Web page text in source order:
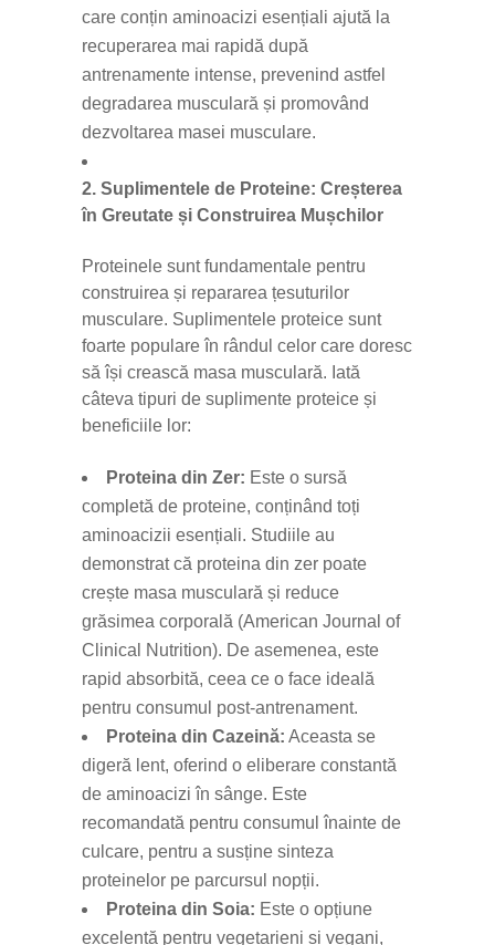
care conțin aminoacizi esențiali ajută la
recuperarea mai rapidă după
antrenamente intense, prevenind astfel
degradarea musculară și promovând
dezvoltarea masei musculare.
2. Suplimentele de Proteine: Creșterea
în Greutate și Construirea Mușchilor
Proteinele sunt fundamentale pentru
construirea și repararea țesuturilor
musculare. Suplimentele proteice sunt
foarte populare în rândul celor care doresc
să își crească masa musculară. Iată
câteva tipuri de suplimente proteice și
beneficiile lor:
Proteina din Zer: Este o sursă
completă de proteine, conținând toți
aminoacizii esențiali. Studiile au
demonstrat că proteina din zer poate
crește masa musculară și reduce
grăsimea corporală (American Journal of
Clinical Nutrition). De asemenea, este
rapid absorbită, ceea ce o face ideală
pentru consumul post-antrenament.
Proteina din Cazeină: Aceasta se
digeră lent, oferind o eliberare constantă
de aminoacizi în sânge. Este
recomandată pentru consumul înainte de
culcare, pentru a susține sinteza
proteinelor pe parcursul nopții.
Proteina din Soia: Este o opțiune
excelentă pentru vegetarieni și vegani,